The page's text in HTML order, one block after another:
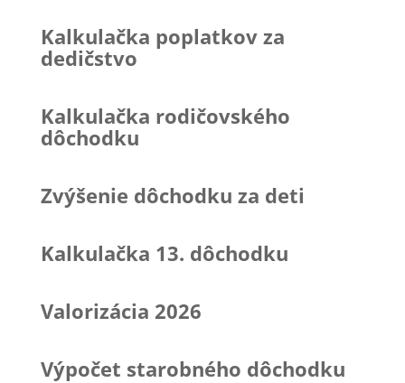
Kalkulačka poplatkov za
dedičstvo
Kalkulačka rodičovského
dôchodku
Zvýšenie dôchodku za deti
Kalkulačka 13. dôchodku
Valorizácia 2026
Výpočet starobného dôchodku